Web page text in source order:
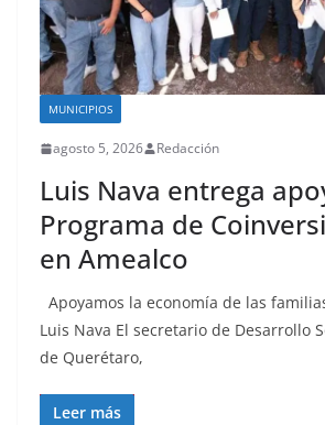
MUNICIPIOS
agosto 5, 2026 Redacción
Luis Nava entrega
Programa de
en Amealco
Apoyamos la economía de las
Luis Nava El secretario de Desarrollo
de Querétaro,
Leer más